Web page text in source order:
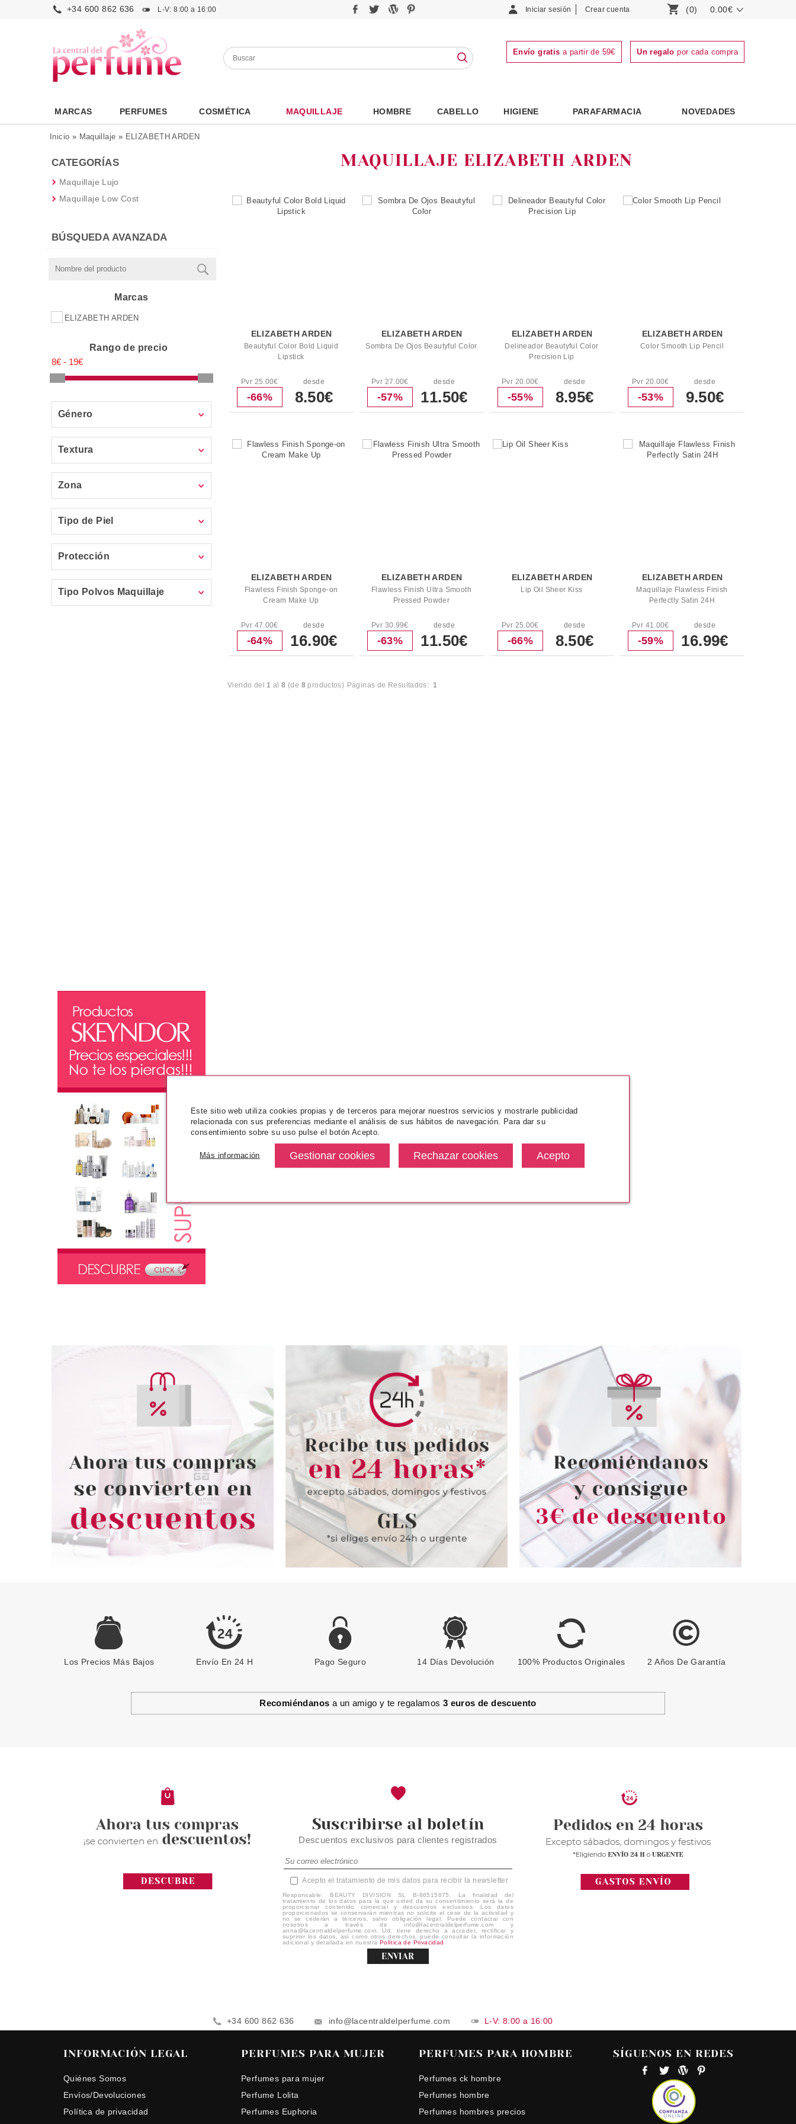
+34 600 862 636 L-V: 8:00 a 16:00 Iniciar sesión Crear cuenta (0) 0.00€
Envío gratis a partir de 59€ Un regalo por cada compra
MARCAS PERFUMES COSMÉTICA MAQUILLAJE HOMBRE CABELLO HIGIENE PARAFARMACIA NOVEDADES
Inicio » Maquillaje » ELIZABETH ARDEN
CATEGORÍAS
Maquillaje Lujo
Maquillaje Low Cost
BÚSQUEDA AVANZADA
Marcas
ELIZABETH ARDEN
Rango de precio
Género
Textura
Zona
Tipo de Piel
Protección
Tipo Polvos Maquillaje
MAQUILLAJE ELIZABETH ARDEN
ELIZABETH ARDEN
Beautyful Color Bold Liquid
Lipstick
Pvr 25.00€
-66%
desde
8.50€
ELIZABETH ARDEN
Sombra De Ojos Beautyful Color
Pvr 27.00€
-57%
desde
11.50€
ELIZABETH ARDEN
Delineador Beautyful Color
Precision Lip
Pvr 20.00€
-55%
desde
8.95€
ELIZABETH ARDEN
Color Smooth Lip Pencil
Pvr 20.00€
-53%
desde
9.50€
ELIZABETH ARDEN
Flawless Finish Sponge-on
Cream Make Up
Pvr 47.00€
-64%
desde
16.90€
ELIZABETH ARDEN
Flawless Finish Ultra Smooth
Pressed Powder
Pvr 30.99€
-63%
desde
11.50€
ELIZABETH ARDEN
Lip Oil Sheer Kiss
Pvr 25.00€
-66%
desde
8.50€
ELIZABETH ARDEN
Maquillaje Flawless Finish
Perfectly Satin 24H
Pvr 41.00€
-59%
desde
16.99€
Viendo del1 al8 (de 8productos) Páginas de Resultados:1
Los Precios Más Bajos Envío En 24 H Pago Seguro 14 Días Devolución 100% Productos Originales 2 Años De Garantía
Recomiéndanos a un amigo y te regalamos 3 euros de descuento
Suscribirse al boletín
Descuentos exclusivos para clientes registrados
Acepto el tratamiento de mis datos para recibir la newsletter
Responsable: BEAUTY DIVISION SL B-66515875. La finalidad del
tratamiento de los datos para la que usted da su consentimiento será la de
proporcionar contenido comercial y descuentos exclusivos. Los datos
proporcionados se conservarán mientras no solicite el cese de la actividad y
no se cederán a terceros, salvo obligación legal. Puede contactar con
nosotros a través de info@lacentraldelperfume.com y
anna@lacentraldelperfume.com. Ud. tiene derecho a acceder, rectificar y
suprimir los datos, así como otros derechos, puede consultar la información
adicional y detallada en nuestra Política de Privacidad
ENVIAR
+34 600 862 636 info@lacentraldelperfume.com L-V: 8:00 a 16:00
INFORMACIÓN LEGAL
Quiénes Somos
Envíos/Devoluciones
Política de privacidad
PERFUMES PARA MUJER
Perfumes para mujer
Perfume Lolita
Perfumes Euphoria
PERFUMES PARA HOMBRE
Perfumes ck hombre
Perfumes hombre
Perfumes hombres precios
SÍGUENOS EN REDES
Este sitio web utiliza cookies propias y de terceros para mejorar nuestros servicios y mostrarle publicidad
relacionada con sus preferencias mediante el análisis de sus hábitos de navegación. Para dar su
consentimiento sobre su uso pulse el botón Acepto.
Más información